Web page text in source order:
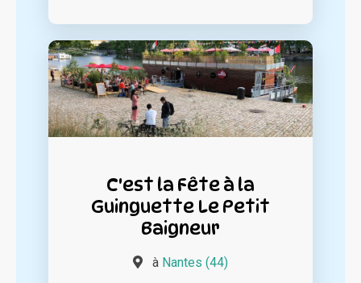
C'est la Fête à la
Guinguette Le Petit
Baigneur
à Nantes (44)